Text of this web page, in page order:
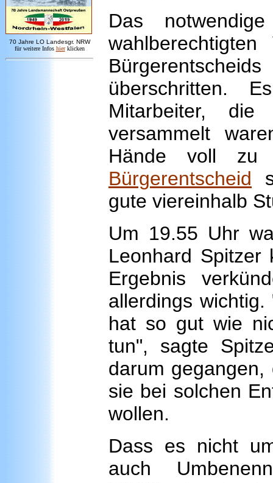
70 Jahre LO Landesgr. NRW
für weitere Infos hier klicken
Das
überschritten.
Mitarbeiter,
versammelt
Hände voll zu
Bürgerentscheid
gute viereinhalb
Um 19.55 Uhr
Leonhard
Ergebnis
allerdings
hat so gut wie
tun", sagte
darum
sie bei solchen
wollen.
Dass es nicht
auch